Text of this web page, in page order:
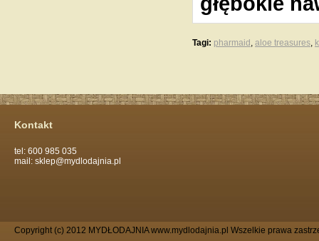
Tagi: pharmaid , aloe treasures,
Kontakt
tel: 600 985 035
mail: sklep@mydlodajnia.pl
Copyright (c) 2012 MYDŁODAJNIA www.mydlodajnia.pl Wszelkie prawa